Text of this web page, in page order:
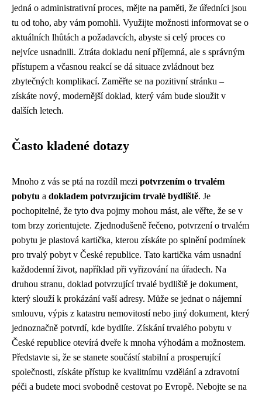
jedná o administrativní proces, mějte na paměti, že úředníci jsou
tu od toho, aby vám pomohli. Využijte možnosti informovat se o
aktuálních lhůtách a požadavcích, abyste si celý proces co
nejvíce usnadnili. Ztráta dokladu není příjemná, ale s správným
přístupem a včasnou reakcí se dá situace zvládnout bez
zbytečných komplikací. Zaměřte se na pozitivní stránku –
získáte nový, modernější doklad, který vám bude sloužit v
dalších letech.
Často kladené dotazy
Mnoho z vás se ptá na rozdíl mezi potvrzením o trvalém
pobytu a dokladem potvrzujícím trvalé bydliště. Je
pochopitelné, že tyto dva pojmy mohou mást, ale věřte, že se v
tom brzy zorientujete. Zjednodušeně řečeno, potvrzení o trvalém
pobytu je plastová kartička, kterou získáte po splnění podmínek
pro trvalý pobyt v České republice. Tato kartička vám usnadní
každodenní život, například při vyřizování na úřadech. Na
druhou stranu, doklad potvrzující trvalé bydliště je dokument,
který slouží k prokázání vaší adresy. Může se jednat o nájemní
smlouvu, výpis z katastru nemovitostí nebo jiný dokument, který
jednoznačně potvrdí, kde bydlíte. Získání trvalého pobytu v
České republice otevírá dveře k mnoha výhodám a možnostem.
Představte si, že se stanete součástí stabilní a prosperující
společnosti, získáte přístup ke kvalitnímu vzdělání a zdravotní
péči a budete moci svobodně cestovat po Evropě. Nebojte se na